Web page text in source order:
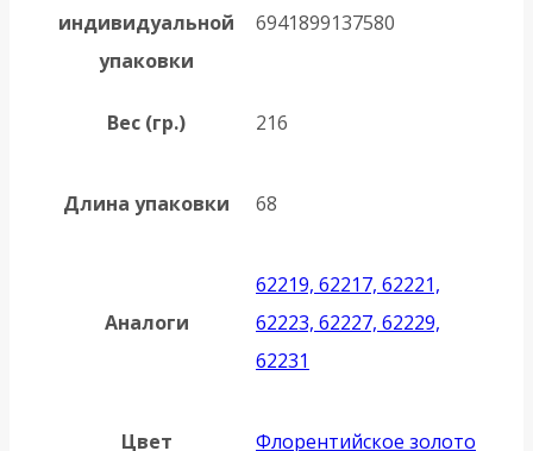
индивидуальной
упаковки
6941899137580
Вес (гр.) 216
Длина упаковки 68
Аналоги
62219, 62217, 62221,
62223, 62227, 62229,
62231
Цвет Флорентийское золото